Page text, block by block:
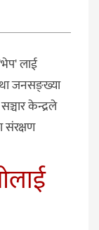
लाई
जनसङ्ख्या
केन्द्रले
संरक्षण